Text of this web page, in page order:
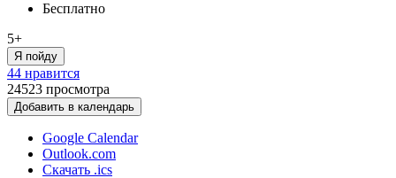
Бесплатно
5+
Я пойду
44 нравится
24523 просмотра
Добавить в календарь
Google Calendar
Outlook.com
Скачать .ics